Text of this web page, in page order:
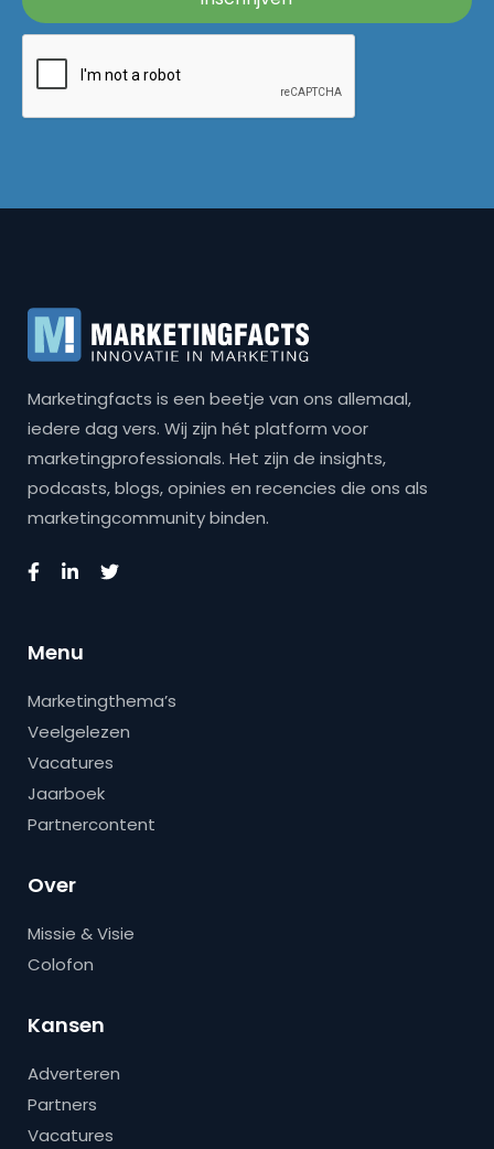
Marketingfacts is een beetje van ons allemaal,
iedere dag vers. Wij zijn hét platform voor
marketingprofessionals. Het zijn de insights,
podcasts, blogs, opinies en recencies die ons als
marketingcommunity binden.
Menu
Marketingthema’s
Veelgelezen
Vacatures
Jaarboek
Partnercontent
Over
Missie & Visie
Colofon
Kansen
Adverteren
Partners
Vacatures